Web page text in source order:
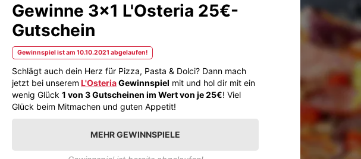
Gewinne 3x1 L'Osteria 25€-
Gutschein
Gewinnspiel ist am 10.10.2021 abgelaufen!
Schlägt auch dein Herz für Pizza, Pasta & Dolci? Dann mach
jetzt bei unserem L'OsteriaGewinnspiel mit und hol dir mit ein
wenig Glück 1 von 3 Gutscheinen im Wert von je 25€! Viel
Glück beim Mitmachen und guten Appetit!
MEHR GEWINNSPIELE